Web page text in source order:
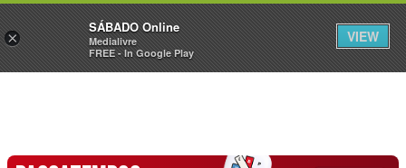
Sábado Assine Iniciar Sessão
×
SÁBADO Online
Medialivre
FREE - In Google Play
VIEW